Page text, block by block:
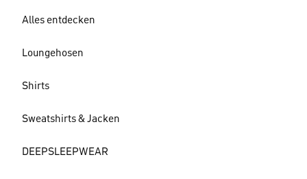
Alles entdecken
Loungehosen
Shirts
Sweatshirts & Jacken
DEEPSLEEPWEAR